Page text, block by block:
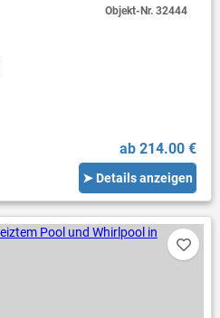
ab 214.00 €
➤ Details anzeigen
Objekt-Nr.32444